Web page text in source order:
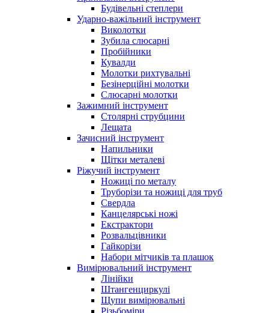
Будівельні степлери
Ударно-важільний інструмент
Виколотки
Зубила слюсарні
Пробійники
Кувалди
Молотки рихтувальні
Безінерційні молотки
Слюсарні молотки
Зажимний інструмент
Столярні струбцини
Лещата
Зачисний інструмент
Напильники
Щітки металеві
Ріжучий інструмент
Ножиці по металу
Труборізи та ножиці для труб
Свердла
Канцелярські ножі
Екстрактори
Розвальцівники
Гайкорізи
Набори мітчиків та плашок
Вимірювальний інструмент
Лінійки
Штангенциркулі
Щупи вимірювальні
Різьбоміри